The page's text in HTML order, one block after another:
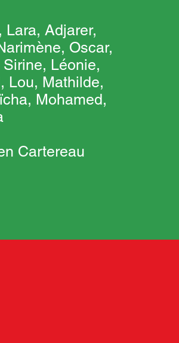
Lara, Adjarer,
Oscar,
Léonie,
Lou, Mathilde,
Mohamed,
Cartereau